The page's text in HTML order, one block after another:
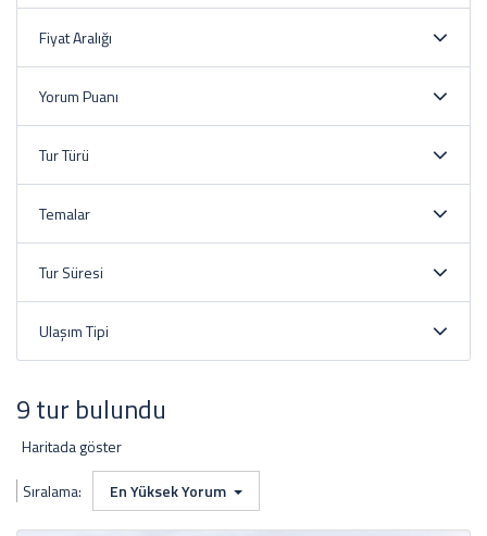
Fiyat Aralığı
Yorum Puanı
Tur Türü
Temalar
Tur Süresi
Ulaşım Tipi
9 tur bulundu
Haritada göster
Sıralama:
En Yüksek Yorum